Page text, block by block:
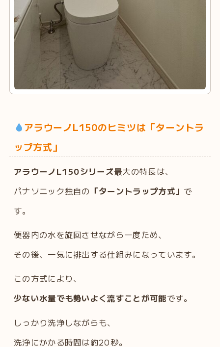
アラウーノL150のヒミツは「ターントラ
ップ方式」
アラウーノL150シリーズ最大の特長は、
パナソニック独自の 「ターントラップ方式」 で
す。
便器内の水を旋回させながら一度ため、
その後、一気に排出する仕組みになっています。
この方式により、
少ない水量でも勢いよく流すことが可能です。
しっかり洗浄しながらも、
洗浄にかかる時間は約20秒。